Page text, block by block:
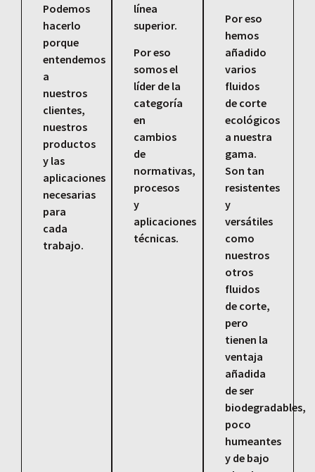
Podemos
hacerlo
porque
entendemos
a
nuestros
clientes,
nuestros
productos
y las
aplicaciones
necesarias
para
cada
trabajo.
línea
superior.
Por eso
somos el
líder de la
categoría
en
cambios
de
normativas,
procesos
y
aplicaciones
técnicas.
Por eso
hemos
añadido
varios
fluidos
de corte
ecológicos
a nuestra
gama.
Son tan
resistentes
y
versátiles
como
nuestros
otros
fluidos
de corte,
pero
tienen la
ventaja
añadida
de ser
biodegradables,
poco
humeantes
y de bajo